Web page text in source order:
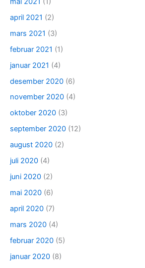
april 2021 (2)
mars 2021 (3)
februar 2021 (1)
januar 2021 (4)
desember 2020 (6)
november 2020 (4)
oktober 2020 (3)
september 2020 (12)
august 2020 (2)
juli 2020 (4)
juni 2020 (2)
mai 2020 (6)
april 2020 (7)
mars 2020 (4)
februar 2020 (5)
januar 2020 (8)